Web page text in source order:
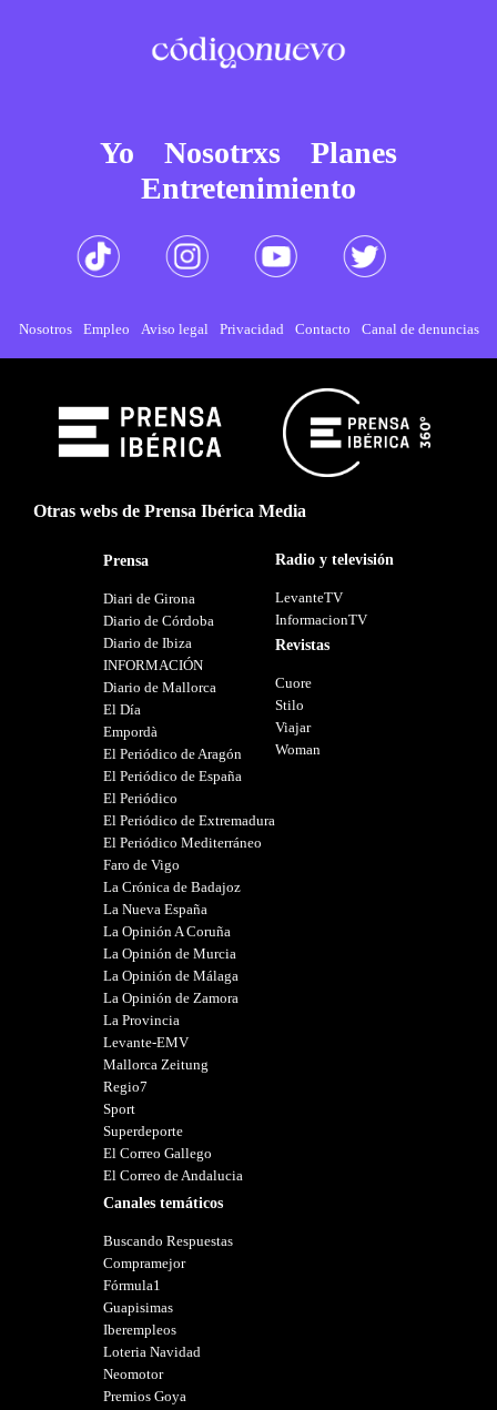
Yo Nosotrxs
Planes
Entretenimiento
Nosotros Empleo Aviso legal Privacidad Contacto Canal de denuncias
Otras webs de Prensa Ibérica Media
Prensa
Diari de Girona
Diario de Córdoba
Diario de Ibiza
INFORMACIÓN
Diario de Mallorca
El Día
Empordà
El Periódico de Aragón
El Periódico de España
El Periódico
El Periódico de Extremadura
El Periódico Mediterráneo
Faro de Vigo
La Crónica de Badajoz
La Nueva España
La Opinión A Coruña
La Opinión de Murcia
La Opinión de Málaga
La Opinión de Zamora
La Provincia
Levante-EMV
Mallorca Zeitung
Regio7
Sport
Superdeporte
El Correo Gallego
El Correo de Andalucia
Canales temáticos
Buscando Respuestas
Compramejor
Fórmula1
Guapisimas
Iberempleos
Loteria Navidad
Neomotor
Premios Goya
Radio y televisión
LevanteTV
InformacionTV
Revistas
Cuore
Stilo
Viajar
Woman